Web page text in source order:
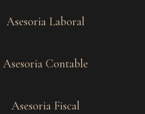
Asesoria Laboral
Asesoria Contable
Asesoria Fiscal